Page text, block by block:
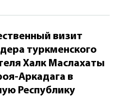
визит
туркменского
Халк Маслахаты
Аркадага в
Республику